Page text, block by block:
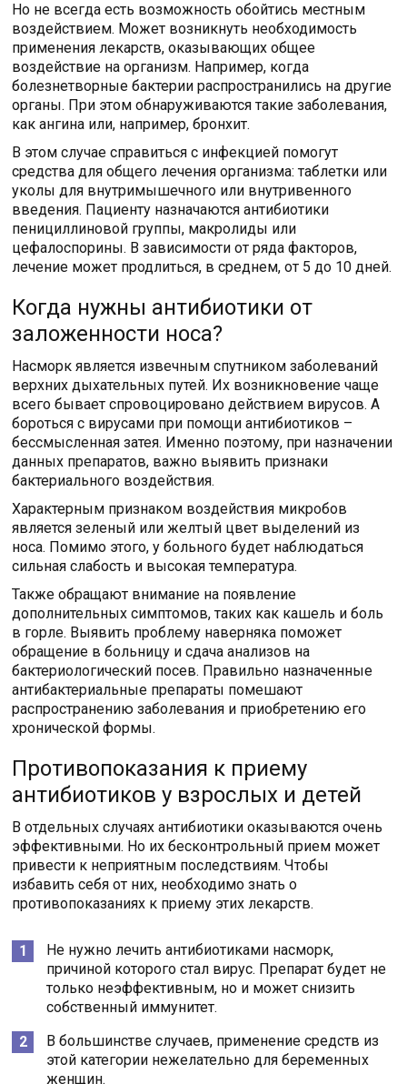
Но не всегда есть возможность обойтись местным
воздействием. Может возникнуть необходимость
применения лекарств, оказывающих общее
воздействие на организм. Например, когда
болезнетворные бактерии распространились на другие
органы. При этом обнаруживаются такие заболевания,
как ангина или, например, бронхит.
В этом случае справиться с инфекцией помогут
средства для общего лечения организма: таблетки или
уколы для внутримышечного или внутривенного
введения. Пациенту назначаются антибиотики
пенициллиновой группы, макролиды или
цефалоспорины. В зависимости от ряда факторов,
лечение может продлиться, в среднем, от 5 до 10 дней.
Когда нужны антибиотики от
заложенности носа?
Насморк является извечным спутником заболеваний
верхних дыхательных путей. Их возникновение чаще
всего бывает спровоцировано действием вирусов. А
бороться с вирусами при помощи антибиотиков –
бессмысленная затея. Именно поэтому, при назначении
данных препаратов, важно выявить признаки
бактериального воздействия.
Характерным признаком воздействия микробов
является зеленый или желтый цвет выделений из
носа. Помимо этого, у больного будет наблюдаться
сильная слабость и высокая температура.
Также обращают внимание на появление
дополнительных симптомов, таких как кашель и боль
в горле. Выявить проблему наверняка поможет
обращение в больницу и сдача анализов на
бактериологический посев. Правильно назначенные
антибактериальные препараты помешают
распространению заболевания и приобретению его
хронической формы.
Противопоказания к приему
антибиотиков у взрослых и детей
В отдельных случаях антибиотики оказываются очень
эффективными. Но их бесконтрольный прием может
привести к неприятным последствиям. Чтобы
избавить себя от них, необходимо знать о
противопоказаниях к приему этих лекарств.
Не нужно лечить антибиотиками насморк,
причиной которого стал вирус. Препарат будет не
только неэффективным, но и может снизить
собственный иммунитет.
В большинстве случаев, применение средств из
этой категории нежелательно для беременных
женщин.